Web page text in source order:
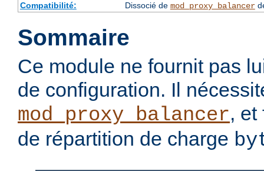
Compatibilité:
Dissocié de mod_proxy_balancer
Sommaire
Ce module ne fournit pas
de configuration. Il
mod_proxy_balancer, et
de répartition de charge